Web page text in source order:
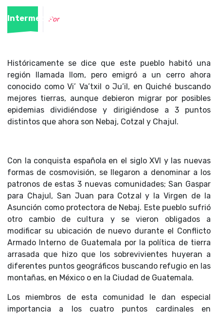
IntermedioPor
Históricamente se dice que este pueblo habitó una
región llamada Ilom, pero emigró a un cerro ahora
conocido como Vi’ Va’txil o Ju’il, en Quiché buscando
mejores tierras, aunque debieron migrar por posibles
epidemias dividiéndose y dirigiéndose a 3 puntos
distintos que ahora son Nebaj, Cotzal y Chajul.
Con la conquista española en el siglo XVl y las nuevas
formas de cosmovisión, se llegaron a denominar a los
patronos de estas 3 nuevas comunidades; San Gaspar
para Chajul, San Juan para Cotzal y la Virgen de la
Asunción como protectora de Nebaj. Este pueblo sufrió
otro cambio de cultura y se vieron obligados a
modificar su ubicación de nuevo durante el Conflicto
Armado Interno de Guatemala por la política de tierra
arrasada que hizo que los sobrevivientes huyeran a
diferentes puntos geográficos buscando refugio en las
montañas, en México o en la Ciudad de Guatemala.
Los miembros de esta comunidad le dan especial
importancia a los cuatro puntos cardinales en